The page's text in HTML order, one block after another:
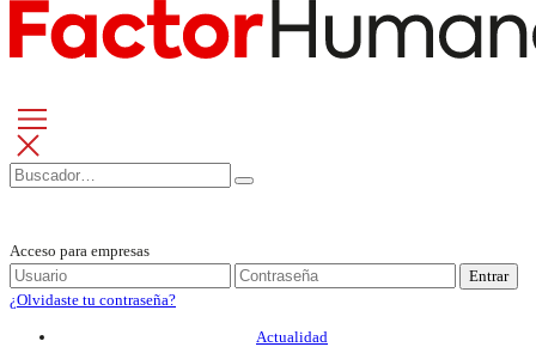
Acceso para empresas
Entrar
¿Olvidaste tu contraseña?
Actualidad